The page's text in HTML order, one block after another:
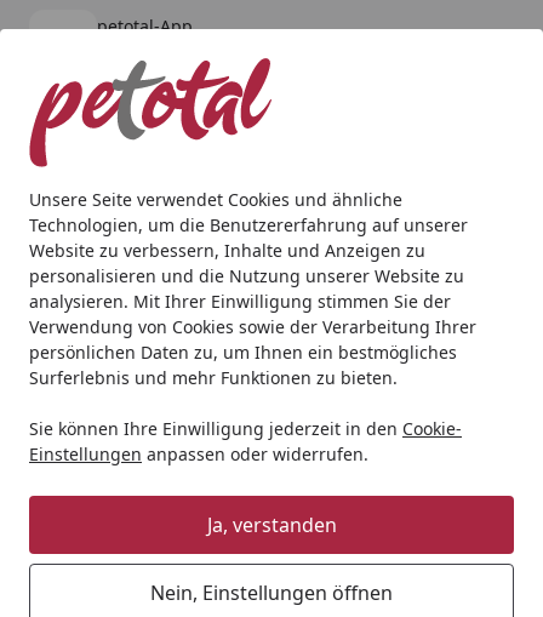
Unsere Seite verwendet Cookies und ähnliche
Technologien, um die Benutzererfahrung auf unserer
Website zu verbessern, Inhalte und Anzeigen zu
personalisieren und die Nutzung unserer Website zu
analysieren. Mit Ihrer Einwilligung stimmen Sie der
Verwendung von Cookies sowie der Verarbeitung Ihrer
persönlichen Daten zu, um Ihnen ein bestmögliches
Surferlebnis und mehr Funktionen zu bieten.
Sie können Ihre Einwilligung jederzeit in den Cookie-
Einstellungen anpassen oder widerrufen.
Ja, verstanden
Nein, Einstellungen öffnen
petotal-App
kostenlos - Im App Store
Alle Produkte
Mein Konto
Suchen
Startseite
Hund Hundepflege & Schutz Hausapotheke
Vetlando Mediboot
Hundepflegeartikel
(1 Bewertung)
BALD VERGRIFFEN